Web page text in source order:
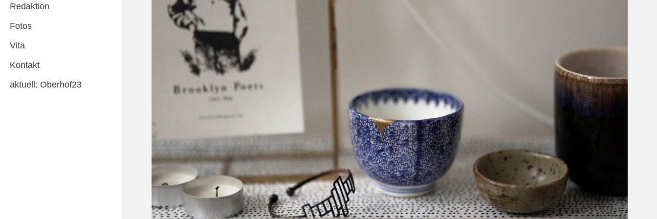
Redaktion
Fotos
Vita
Kontakt
aktuell: Oberhof23